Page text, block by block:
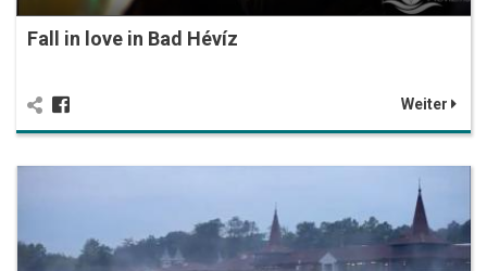
Fall in love in Bad Hévíz
Weiter